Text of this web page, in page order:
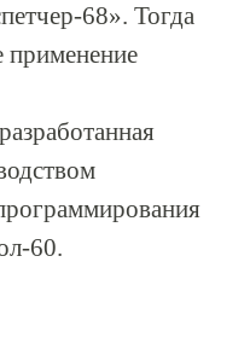
68». Тогда
применение
60.